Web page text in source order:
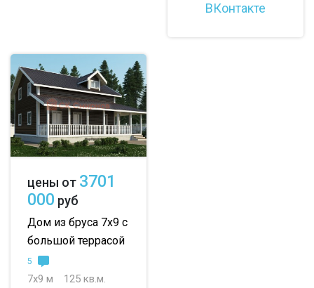
ВКонтакте
цены от 3701
000 руб
Дом из бруса 7х9 с
большой террасой
5
7х9 м
125 кв.м.